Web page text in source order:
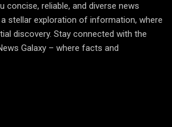
concise, reliable, and diverse news
stellar exploration of information, where
discovery. Stay connected with the
Galaxy – where facts and